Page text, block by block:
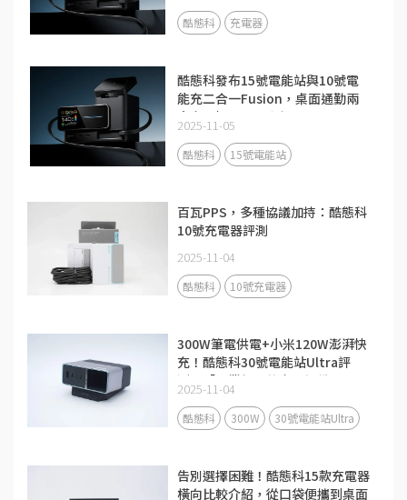
酷態科 充電器
酷態科發布15號電能站與10號電
能充二合一Fusion，桌面通勤兩
大充電場景全面升級
2025-11-05
酷態科 15號電能站
百瓦PPS，多種協議加持：酷態科
10號充電器評測
2025-11-04
酷態科 10號充電器
300W筆電供電+小米120W澎湃快
充！酷態科30號電能站Ultra評
測：「畢業級」的充電設備
2025-11-04
酷態科 300W 30號電能站Ultra
告別選擇困難！酷態科15款充電器
橫向比較介紹，從口袋便攜到桌面